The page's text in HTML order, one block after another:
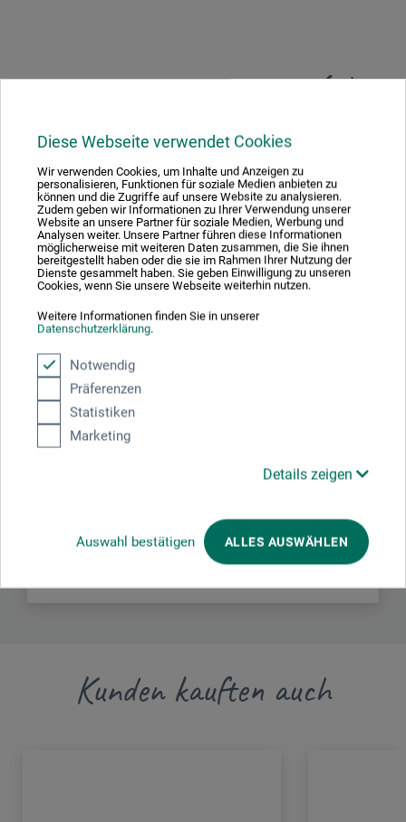
Diese Webseite verwendet Cookies
Wir verwenden Cookies, um Inhalte und Anzeigen zu
personalisieren, Funktionen für soziale Medien anbieten zu
können und die Zugriffe auf unsere Website zu analysieren.
Zudem geben wir Informationen zu Ihrer Verwendung unserer
Website an unsere Partner für soziale Medien, Werbung und
Analysen weiter. Unsere Partner führen diese Informationen
möglicherweise mit weiteren Daten zusammen, die Sie ihnen
bereitgestellt haben oder die sie im Rahmen Ihrer Nutzung der
Dienste gesammelt haben. Sie geben Einwilligung zu unseren
Cookies, wenn Sie unsere Webseite weiterhin nutzen.
Weitere Informationen finden Sie in unserer
Datenschutzerklärung.
Notwendig
Präferenzen
Statistiken
Marketing
Details zeigen
Auswahl bestätigen ALLES AUSWÄHLEN
Produktbewertungen (0)
Schreiben Sie die erste Bewertung zu diesem Produkt
JETZT PRODUKT BEWERTEN
Hersteller-Kontakt
Hier finden Sie die Kontaktdaten des Herstellers zu
C. Josef Lamy GmbH
DEUTSCHLAND
Kunden kauften auch